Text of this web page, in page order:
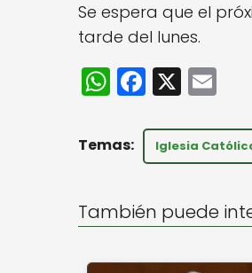
Se espera que el
tarde del lunes.
W
h
a
A
p
p
F
a
c
e
o
o
X
ai
l
Iglesia
También puede